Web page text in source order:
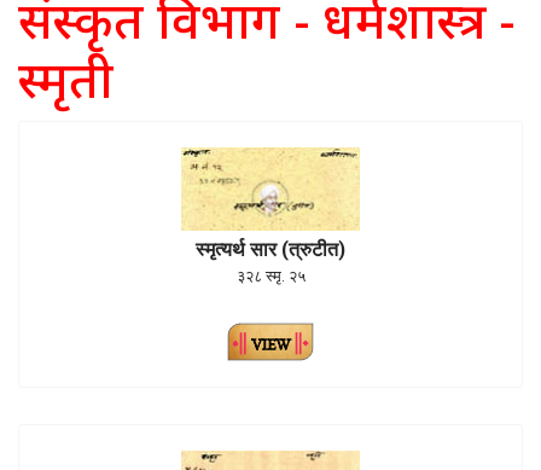
संस्कृत विभाग - धर्मशास्त्र -
स्मृती
स्मृत्यर्थ सार (त्रुटीत)
३२८ स्मृ. २५